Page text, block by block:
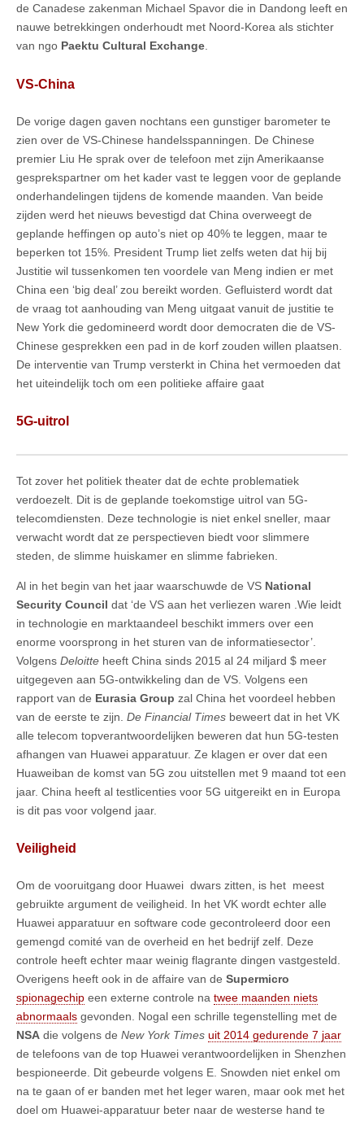
de Canadese zakenman Michael Spavor die in Dandong leeft en
nauwe betrekkingen onderhoudt met Noord-Korea als stichter
van ngo Paektu Cultural Exchange.
VS-China
De vorige dagen gaven nochtans een gunstiger barometer te
zien over de VS-Chinese handelsspanningen. De Chinese
premier Liu He sprak over de telefoon met zijn Amerikaanse
gesprekspartner om het kader vast te leggen voor de geplande
onderhandelingen tijdens de komende maanden. Van beide
zijden werd het nieuws bevestigd dat China overweegt de
geplande heffingen op auto’s niet op 40% te leggen, maar te
beperken tot 15%. President Trump liet zelfs weten dat hij bij
Justitie wil tussenkomen ten voordele van Meng indien er met
China een ‘big deal’ zou bereikt worden. Gefluisterd wordt dat
de vraag tot aanhouding van Meng uitgaat vanuit de justitie te
New York die gedomineerd wordt door democraten die de VS-
Chinese gesprekken een pad in de korf zouden willen plaatsen.
De interventie van Trump versterkt in China het vermoeden dat
het uiteindelijk toch om een politieke affaire gaat
5G-uitrol
Tot zover het politiek theater dat de echte problematiek
verdoezelt. Dit is de geplande toekomstige uitrol van 5G-
telecomdiensten. Deze technologie is niet enkel sneller, maar
verwacht wordt dat ze perspectieven biedt voor slimmere
steden, de slimme huiskamer en slimme fabrieken.
Al in het begin van het jaar waarschuwde de VS National
Security Council dat ‘de VS aan het verliezen waren .Wie leidt
in technologie en marktaandeel beschikt immers over een
enorme voorsprong in het sturen van de informatiesector’.
Volgens Deloitte heeft China sinds 2015 al 24 miljard $ meer
uitgegeven aan 5G-ontwikkeling dan de VS. Volgens een
rapport van de Eurasia Group zal China het voordeel hebben
van de eerste te zijn. De Financial Times beweert dat in het VK
alle telecom topverantwoordelijken beweren dat hun 5G-testen
afhangen van Huawei apparatuur. Ze klagen er over dat een
Huaweiban de komst van 5G zou uitstellen met 9 maand tot een
jaar. China heeft al testlicenties voor 5G uitgereikt en in Europa
is dit pas voor volgend jaar.
Veiligheid
Om de vooruitgang door Huawei dwars zitten, is het meest
gebruikte argument de veiligheid. In het VK wordt echter alle
Huawei apparatuur en software code gecontroleerd door een
gemengd comité van de overheid en het bedrijf zelf. Deze
controle heeft echter maar weinig flagrante dingen vastgesteld.
Overigens heeft ook in de affaire van de Supermicro
spionagechip een externe controle na twee maanden niets
abnormaals gevonden. Nogal een schrille tegenstelling met de
NSA die volgens de New York Times uit 2014 gedurende 7 jaar
de telefoons van de top Huawei verantwoordelijken in Shenzhen
bespioneerde. Dit gebeurde volgens E. Snowden niet enkel om
na te gaan of er banden met het leger waren, maar ook met het
doel om Huawei-apparatuur beter naar de westerse hand te